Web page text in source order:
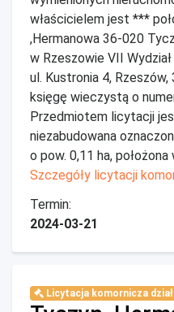
właścicielem jest ***
,Hermanowa 36-020
w Rzeszowie VII
ul. Kustronia 4,
księgę wieczystą o
Przedmiotem licytacji
niezabudowana
o pow. 0,11 ha,
Szczegóły licytacji
Termin:
2024-03-21
Licytacja komornicza